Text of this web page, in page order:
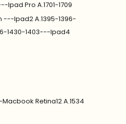
Ipad Pro A.1701-1709
---Ipad2 A.1395-1396-
1430-1403---Ipad4
Retina12 A.1534